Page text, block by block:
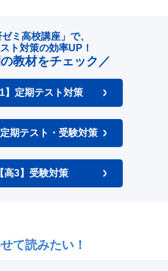
ゼミ高校講座」で、
ト対策の効率UP！
教材をチェック／
1】定期テスト対策
定期テスト・受験対策
【高3】受験対策
て読みたい！